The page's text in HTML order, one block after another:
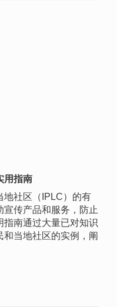
用指南
地社区（IPLC）的有
传产品和服务，防止
指南通过大量已对知识
当地社区的实例，阐